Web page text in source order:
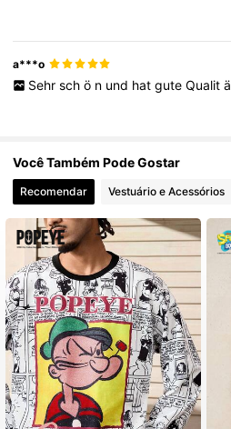
a***o
Sehr sch ö n und hat gute Qualit ä
Você Também Pode Gostar
Recomendar Vestuário e Acessórios